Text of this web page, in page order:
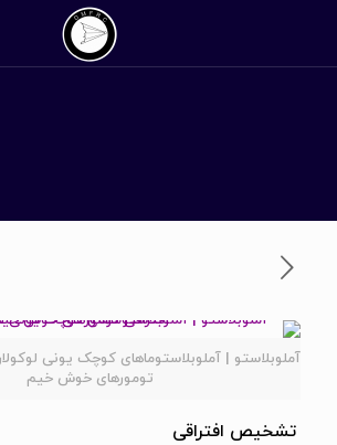
آملوبلاستو | آملوبلاستوماهای کوچک یونی
تومورهای خوش خیم
تشخیص افتراقی